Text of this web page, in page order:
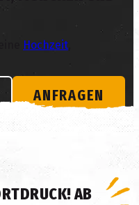
Hochzeit
ANFRAGEN
AB